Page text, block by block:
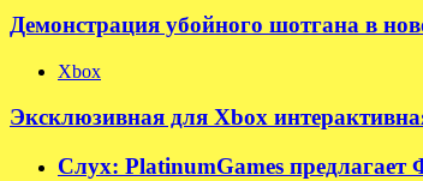
Демонстрация убойного шотгана в
Xbox
Эксклюзивная для Xbox
Слух: PlatinumGames предлагает